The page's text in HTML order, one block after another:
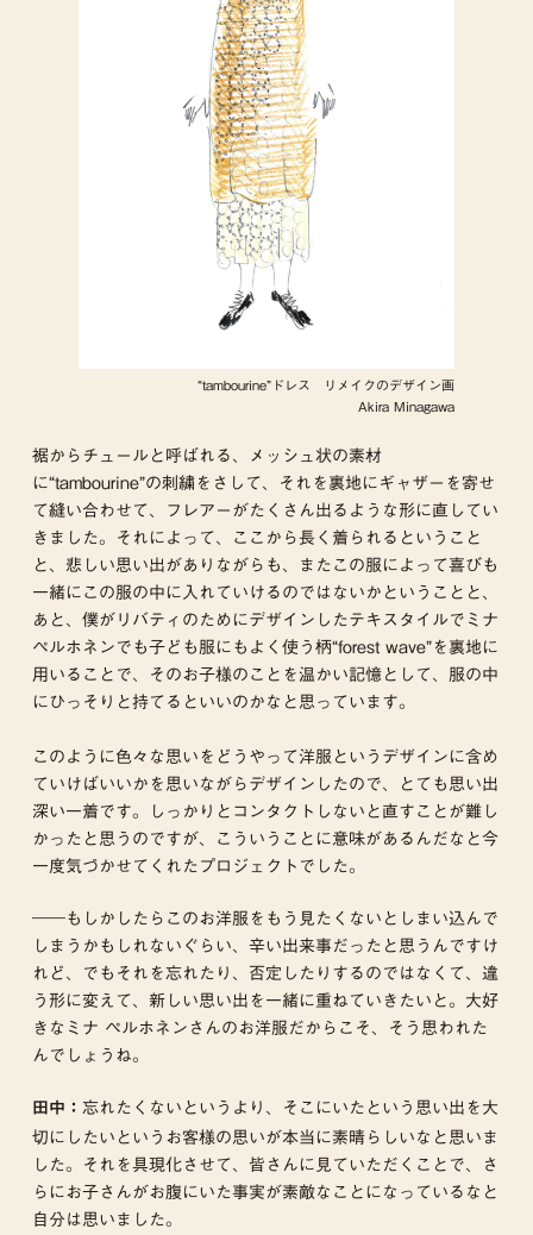
“tambourine”ドレス リメイクのデザイン画
Akira Minagawa
裾からチュールと呼ばれる、メッシュ状の素材
に“tambourine”の刺繍をさして、それを裏地にギャザーを寄せ
て縫い合わせて、フレアーがたくさん出るような形に直してい
きました。それによって、ここから長く着られるということ
と、悲しい思い出がありながらも、またこの服によって喜びも
一緒にこの服の中に入れていけるのではないかということと、
あと、僕がリバティのためにデザインしたテキスタイルでミナ
ペルホネンでも子ども服にもよく使う柄“forest wave”を裏地に
用いることで、そのお子様のことを温かい記憶として、服の中
にひっそりと持てるといいのかなと思っています。
このように色々な思いをどうやって洋服というデザインに含め
ていけばいいかを思いながらデザインしたので、とても思い出
深い一着です。しっかりとコンタクトしないと直すことが難し
かったと思うのですが、こういうことに意味があるんだなと今
一度気づかせてくれたプロジェクトでした。
――もしかしたらこのお洋服をもう見たくないとしまい込んで
しまうかもしれないぐらい、辛い出来事だったと思うんですけ
れど、でもそれを忘れたり、否定したりするのではなくて、違
う形に変えて、新しい思い出を一緒に重ねていきたいと。大好
きなミナ ペルホネンさんのお洋服だからこそ、そう思われた
んでしょうね。
田中： 忘れたくないというより、そこにいたという思い出を大
切にしたいというお客様の思いが本当に素晴らしいなと思いま
した。それを具現化させて、皆さんに見ていただくことで、さ
らにお子さんがお腹にいた事実が素敵なことになっているなと
自分は思いました。